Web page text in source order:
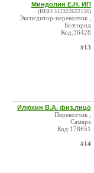
Миндолин Е.Н. ИП
(ИНН:312322622156)
Экспедитор-перевозчик ,
Белгород
Код:36428
#13
Илюхин В.А. физ.лицо
Перевозчик ,
Самара
Код:178651
#14